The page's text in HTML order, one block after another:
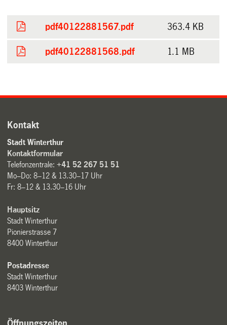
pdf40122881567.pdf 363.4 KB
pdf40122881568.pdf 1.1 MB
Kontakt
Stadt Winterthur
Kontaktformular
Telefonzentrale:+41 52 267 51 51
Mo–Do: 8–12 & 13.30–17 Uhr
Fr: 8–12 & 13.30–16 Uhr
Hauptsitz
Stadt Winterthur
Pionierstrasse 7
8400 Winterthur
Postadresse
Stadt Winterthur
8403 Winterthur